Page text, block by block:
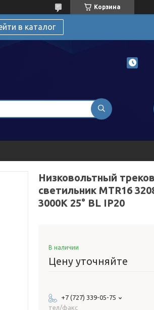
Корзина
в каталог
Низковольтный
светильник MTR16
3000K 25° BL IP20
В наличии
Цену уточняйте
+7 (727) 339-05-75
тел/факс